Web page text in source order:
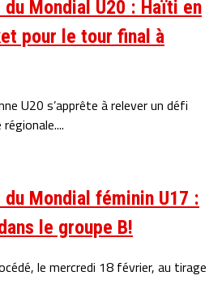
Mondial U20 : Haïti en
pour le tour final à
U20 s’apprête à relever un défi
Mondial féminin U17 :
le groupe B!
le mercredi 18 février, au tirage